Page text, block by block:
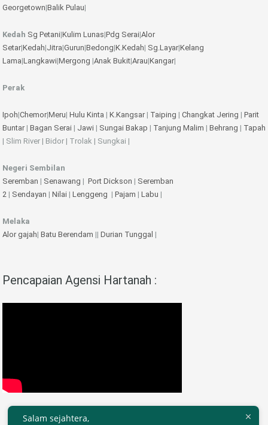
Georgetown|Balik Pulau|
Kedah Sg Petani|Kulim Lunas|Pdg Serai|Alor
Setar|Kedah|Jitra|Gurun|Bedong|K.Kedah| Sg.Layar|Kelang
Lama|Langkawi|Mergong |Anak Bukit|Arau|Kangar|
Perak
Ipoh|Chemor|Meru| Hulu Kinta | K.Kangsar| Taiping | Changkat Jering | Parit
Buntar| Bagan Serai | Jawi | Sungai Bakap | Tanjung Malim | Behrang | Tapah
| Slim River | Bidor | Trolak | Sungkai |
Negeri Sembilan
Seremban | Senawang | Port Dickson | Seremban
2 | Sendayan | Nilai | Lenggeng | Pajam | Labu |
Melaka
Alor gajah| Batu Berendam || Durian Tunggal |
Pencapaian Agensi Hartanah :
Salam sejahtera,